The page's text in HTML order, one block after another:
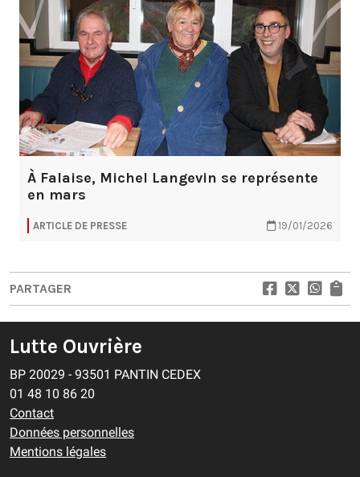
À Falaise, Michel Langevin se représente
en mars
ARTICLE DE PRESSE 19/01/2026
PARTAGER
Lutte Ouvrière
BP 20029 - 93501 PANTIN CEDEX
01 48 10 86 20
Contact
Données personnelles
Mentions légales